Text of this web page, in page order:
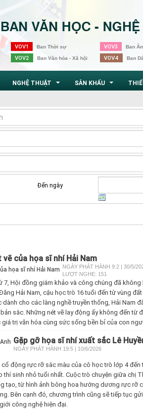
VOV1 Ban Thời sự
VOV2 Ban Văn hóa - Xã hội
VOV3 Ban
VOV4 Ban
NGHỆ THUẬT SÂN KHẤU
Đến ngày
của họa sĩ nhí Hải Nam
NGÀY PHÁT HÀNH 9:2 | 30/5/
LƯỢT NGHE: 151
7, Hội đồng giám khảo và công chúng đã
Hải Nam, cậu học trò 16 tuổi đến từ vùng
cho các làng nghề truyền thống, Hải Nam
sắc. Những nét vẽ lay động ấy không đến từ
trị văn hóa cùng sức sống bền bỉ của con
Gặp gỡ họa sĩ nhí xuất sắc Lê
NGÀY PHÁT HÀNH 19:5 | 10/6/2026
động rực rỡ sắc màu của cô học trò lớp 4 đến
sinh nhỏ tuổi nhất. Cuộc trò chuyện giữa chị
tạo, từ hình ảnh bông hoa hướng dương rực rỡ
Bên cạnh đó, chương trình cũng sẽ tiếp tục
công nghệ hiện đại.